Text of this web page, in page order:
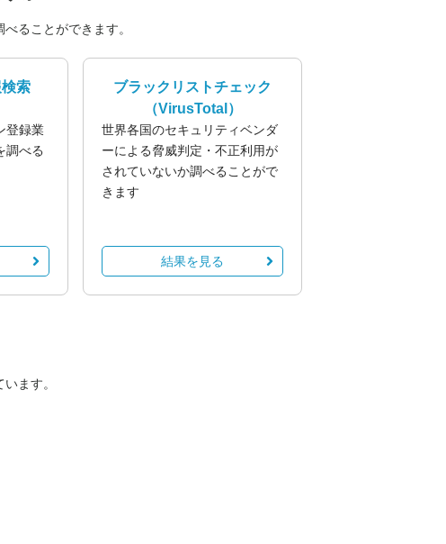
ることができます。
検索
登録業
調べる
ブラックリストチェック
（VirusTotal）
世界各国のセキュリティベンダ
ーによる脅威判定・不正利用が
されていないか調べることがで
きます
結果を見る
ます。